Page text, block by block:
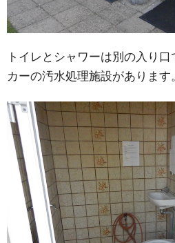
トイレとシャワーは別の入り
カーの汚水処理施設があります。